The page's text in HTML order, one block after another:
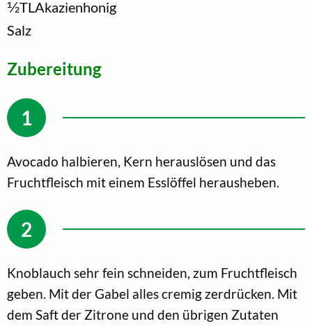
1/2TL Akazienhonig
Salz
Zubereitung
Avocado halbieren, Kern herauslösen und das
Fruchtfleisch mit einem Esslöffel herausheben.
Knoblauch sehr fein schneiden, zum Fruchtfleisch
geben. Mit der Gabel alles cremig zerdrücken. Mit
dem Saft der Zitrone und den übrigen Zutaten